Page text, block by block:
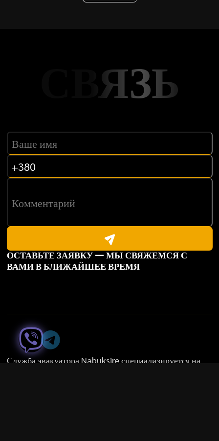
СВЯЗЬ
ОСТАВЬТЕ ЗАЯВКУ — МЫ СВЯЖЕМСЯ С
ВАМИ В БЛИЖАЙШЕЕ ВРЕМЯ
Служба эвакуатора Nabuksire специализируется на